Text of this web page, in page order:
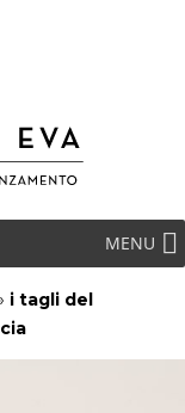
MENU
i tagli del